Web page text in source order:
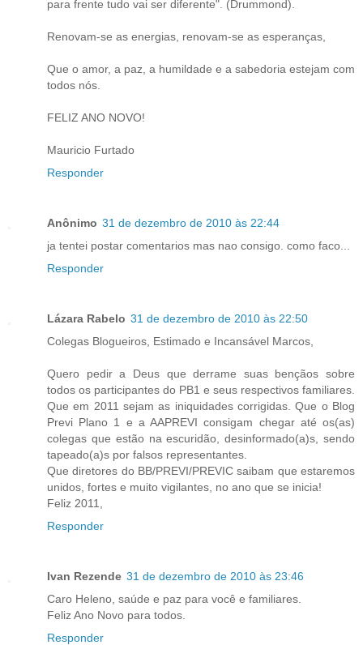
para frente tudo vai ser diferente". (Drummond).
Renovam-se as energias, renovam-se as esperanças,
Que o amor, a paz, a humildade e a sabedoria estejam com
todos nós.
FELIZ ANO NOVO!
Mauricio Furtado
Responder
Anônimo 31 de dezembro de 2010 às 22:44
ja tentei postar comentarios mas nao consigo. como faco...
Responder
Lázara Rabelo 31 de dezembro de 2010 às 22:50
Colegas Blogueiros, Estimado e Incansável Marcos,
Quero pedir a Deus que derrame suas bençãos sobre
todos os participantes do PB1 e seus respectivos familiares.
Que em 2011 sejam as iniquidades corrigidas. Que o Blog
Previ Plano 1 e a AAPREVI consigam chegar até os(as)
colegas que estão na escuridão, desinformado(a)s, sendo
tapeado(a)s por falsos representantes.
Que diretores do BB/PREVI/PREVIC saibam que estaremos
unidos, fortes e muito vigilantes, no ano que se inicia!
Feliz 2011,
Responder
Ivan Rezende 31 de dezembro de 2010 às 23:46
Caro Heleno, saúde e paz para você e familiares.
Feliz Ano Novo para todos.
Responder